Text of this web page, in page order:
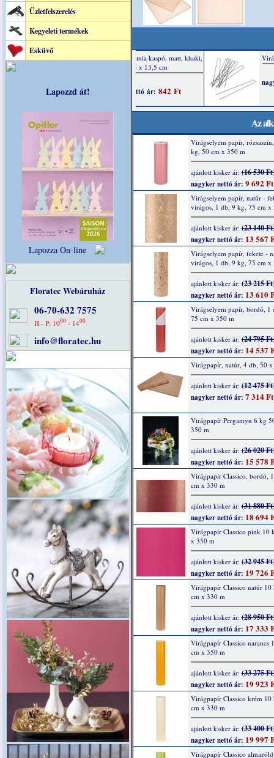
Üzletfelszerelés
Kegyeleti termékek
Esküvő
Lapozzd át!
Lapozza On-line
Floratec Webáruház
06-70-632 7575
H - P: 1000 - 1400
info@floratec.hu
Az
Virágselyem papír,
kg, 50 cm x 350 m
ajánlott kisker ár:(16 530
nagyker nettó ár: 9 692 Ft
Virágselyem papír, natúr -
virágos, 1 db, 9 kg, 75 cm x
ajánlott kisker ár:(23 140
nagyker nettó ár: 13 567
Virágselyem papír, fekete -
virágos, 1 db, 9 kg, 75 cm x
ajánlott kisker ár:(23 215
nagyker nettó ár: 13 610
Virágselyem papír, bordó, 1
75 cm x 350 m
ajánlott kisker ár:(24 795
nagyker nettó ár: 14 537
Virágpapír, natúr, 4 db, 50 x
ajánlott kisker ár:(12 475
nagyker nettó ár: 7 314 Ft
Virágpapír Pergamyn 6 kg
350 m
ajánlott kisker ár:(26 020
nagyker nettó ár: 15 578
Virágpapír Classico, bordó,
cm x 330 m
ajánlott kisker ár:(31 880
nagyker nettó ár: 18 694
Virágpapír Classico pink 10
x 350 m
ajánlott kisker ár:(32 945
nagyker nettó ár: 19 726
Virágpapír Classico natúr 10
cm x 330 m
ajánlott kisker ár:(28 950
nagyker nettó ár: 17 333
Virágpapír Classico narancs
cm x 350 m
ajánlott kisker ár:(33 275
nagyker nettó ár: 19 923
Virágpapír Classico krém 10
cm x 330 m
ajánlott kisker ár:(33 400
nagyker nettó ár: 19 997
Virágpapír Classico